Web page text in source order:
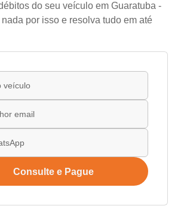
do seu veículo em Guaratuba -
por isso e resolva tudo em até
Consulte e Pague